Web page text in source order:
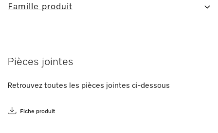
Famille produit
Pièces jointes
Retrouvez toutes les pièces jointes ci-dessous
Fiche produit